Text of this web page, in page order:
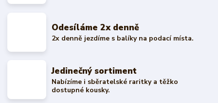
Odesíláme 2x denně
2x denně jezdíme s balíky na podací místa.
Jedinečný sortiment
Nabízíme i sběratelské raritky a těžko
dostupné kousky.